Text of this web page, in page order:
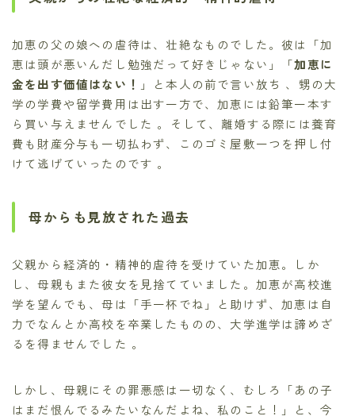
加恵の父の娘への虐待は、壮絶なものでした。彼は「加
恵は頭が悪いんだし勉強だって好きじゃない」「加恵に
金を出す価値はない！ 」と本人の前で言い放ち 、甥の大
学の学費や留学費用は出す一方で、加恵には鉛筆一本す
ら買い与えませんでした 。そして、離婚する際には養育
費も財産分与も一切払わず、このゴミ屋敷一つを押し付
けて逃げていったのです 。
母からも見放された過去
父親から経済的・精神的虐待を受けていた加恵。しか
し、母親もまた彼女を見捨てていました。加恵が高校進
学を望んでも、母は「手一杯でね」と助けず、加恵は自
力でなんとか高校を卒業したものの、大学進学は諦めざ
るを得ませんでした 。
しかし、母親にその罪悪感は一切なく、むしろ「あの子
はまだ恨んでるみたいなんだよね、私のこと！」と、今